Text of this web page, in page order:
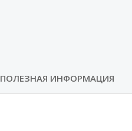
ПОЛЕЗНАЯ ИНФОРМАЦИЯ